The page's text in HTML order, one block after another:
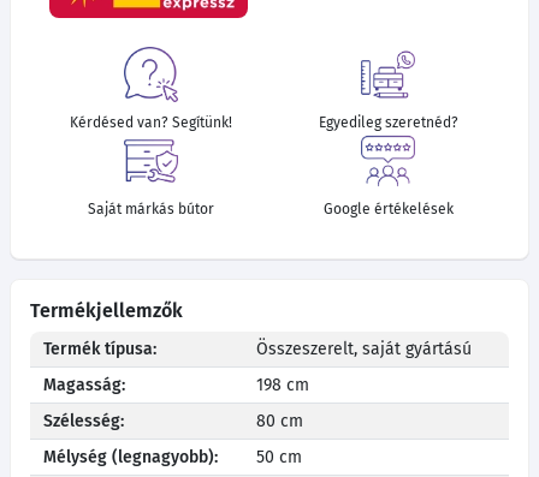
Kérdésed van? Segítünk! Egyedileg szeretnéd?
Saját márkás bútor Google értékelések
Termékjellemzők
Termék típusa:
Összeszerelt, saját gyártású
Magasság:
198 cm
Szélesség:
80 cm
Mélység (legnagyobb):
50 cm